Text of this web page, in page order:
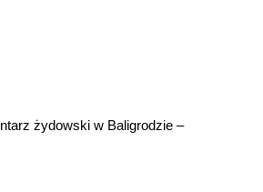
żydowski w Baligrodzie –